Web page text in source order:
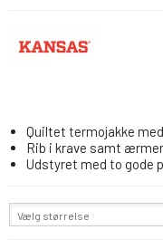
Quiltet termojakke
Rib i krave samt
Udstyret med to gode
Vælg størrelse